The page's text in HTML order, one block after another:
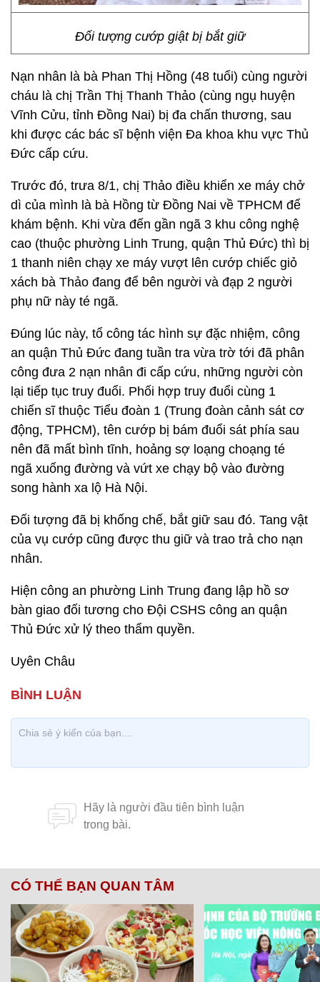
Đối tượng cướp giật bị bắt giữ
Nạn nhân là bà Phan Thị Hồng (48 tuổi) cùng người
cháu là chị Trần Thị Thanh Thảo (cùng ngụ huyện
Vĩnh Cửu, tỉnh Đồng Nai) bị đa chấn thương, sau
khi được các bác sĩ bệnh viện Đa khoa khu vực Thủ
Đức cấp cứu.
Trước đó, trưa 8/1, chị Thảo điều khiển xe máy chở
dì của mình là bà Hồng từ Đồng Nai về TPHCM để
khám bệnh. Khi vừa đến gần ngã 3 khu công nghệ
cao (thuộc phường Linh Trung, quận Thủ Đức) thì bị
1 thanh niên chạy xe máy vượt lên cướp chiếc giỏ
xách bà Thảo đang để bên người và đạp 2 người
phụ nữ này té ngã.
Đúng lúc này, tổ công tác hình sự đặc nhiệm, công
an quận Thủ Đức đang tuần tra vừa trờ tới đã phân
công đưa 2 nạn nhân đi cấp cứu, những người còn
lại tiếp tục truy đuổi. Phối hợp truy đuổi cùng 1
chiến sĩ thuộc Tiểu đoàn 1 (Trung đoàn cảnh sát cơ
động, TPHCM), tên cướp bị bám đuổi sát phía sau
nên đã mất bình tĩnh, hoảng sợ loạng choạng té
ngã xuống đường và vứt xe chạy bộ vào đường
song hành xa lộ Hà Nội.
Đối tượng đã bị khống chế, bắt giữ sau đó. Tang vật
của vụ cướp cũng được thu giữ và trao trả cho nạn
nhân.
Hiện công an phường Linh Trung đang lập hồ sơ
bàn giao đối tương cho Đội CSHS công an quận
Thủ Đức xử lý theo thẩm quyền.
Uyên Châu
CÓ THỂ BẠN QUAN TÂM